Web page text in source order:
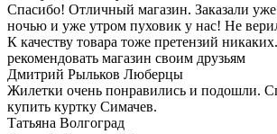
Спасибо! Отличный магазин. Заказали уже
ночью и уже утром пуховик у нас! Не
К качеству товара тоже претензий
рекомендовать магазин своим друзьям
Дмитрий Рыльков Люберцы
Жилетки очень понравились и подошли.
купить куртку Симачев.
Татьяна Волгоград